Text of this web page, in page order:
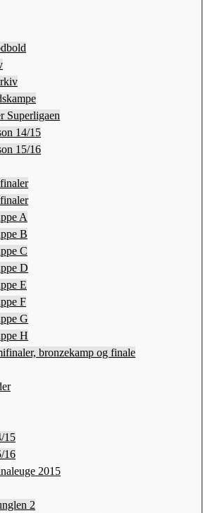
Superligaen
14/15
15/16
A
B
C
D
E
F
G
H
bronzekamp og finale
15
16
2015
2